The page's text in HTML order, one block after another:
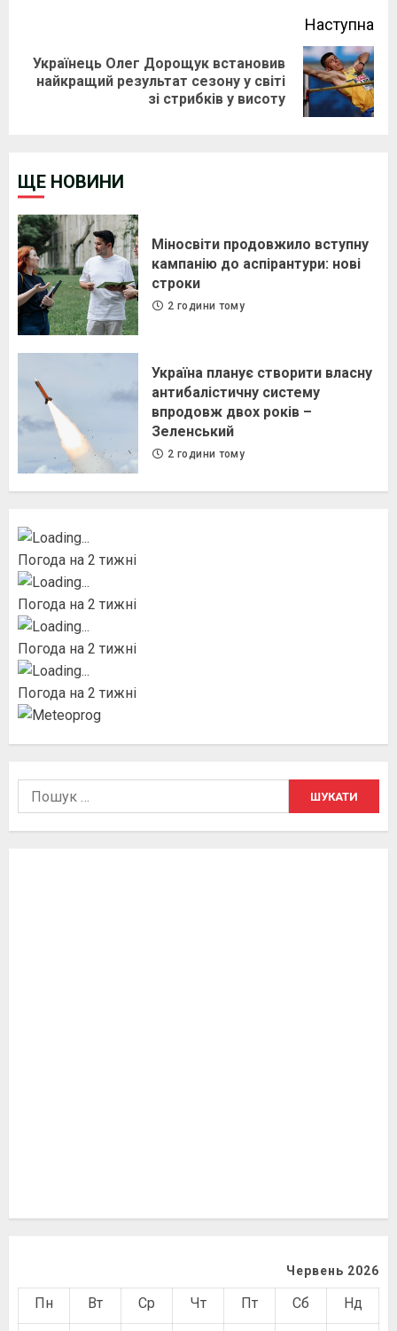
Наступна
Next
Українець Олег Дорощук встановив
найкращий результат сезону у світі
зі стрибків у висоту
ЩЕ НОВИНИ
Міносвіти продовжило вступну
кампанію до аспірантури: нові
строки
2 години тому
Україна планує створити власну
антибалістичну систему
впродовж двох років –
Зеленський
2 години тому
Погода на 2 тижні
Погода на 2 тижні
Погода на 2 тижні
Погода на 2 тижні
Пошук:
Червень 2026
Пн Вт Ср Чт Пт Сб Нд